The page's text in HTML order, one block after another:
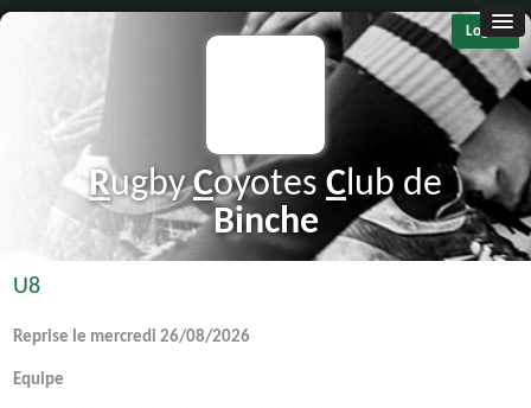
Log in
RugbyCoyotes Club de
Binche
U8
Reprise le mercredi 26/08/2026
Equipe